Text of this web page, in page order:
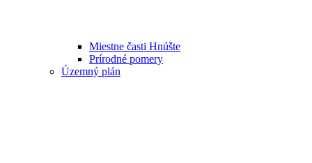
Miestne časti Hnúšte
Prírodné pomery
Územný plán